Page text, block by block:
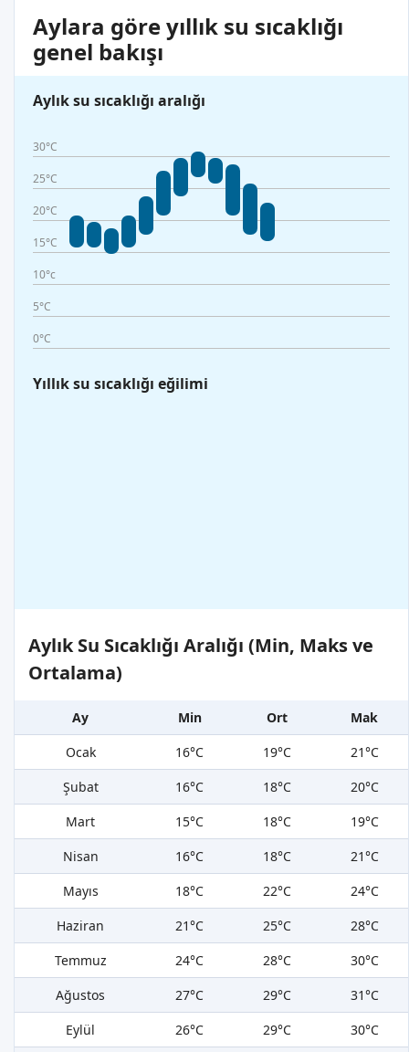
Aylara göre yıllık su sıcaklığı
genel bakışı
Aylık su sıcaklığı aralığı
30°C
25°C
20°C
15°C
10°c
5°C
0°C
Yıllık su sıcaklığı eğilimi
Aylık Su Sıcaklığı Aralığı (Min, Maks ve
Ortalama)
Ay Min Ort
Mak
Ocak
16°C 19°C
21°C
Şubat
16°C 18°C
20°C
Mart
15°C 18°C
19°C
Nisan
16°C 18°C
21°C
Mayıs
18°C 22°C
24°C
Haziran
21°C 25°C
28°C
Temmuz
24°C 28°C
30°C
Ağustos
27°C 29°C
31°C
Eylül
26°C 29°C
30°C